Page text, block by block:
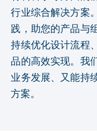
行业综合解决方案
践，助您的产品与
持续优化设计流程
品的高效实现。我
业务发展、又能持
方案。